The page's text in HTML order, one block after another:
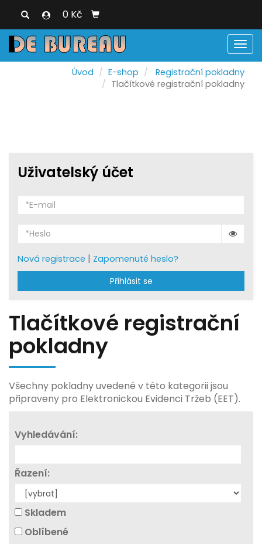
0 Kč
Úvod E-shop
Registrační pokladny
Tlačítkové registrační pokladny
Uživatelský účet
Nová registrace | Zapomenuté heslo?
Přihlásit se
Tlačítkové registrační
pokladny
Všechny pokladny uvedené v této kategorii jsou
připraveny pro Elektronickou Evidenci Tržeb (EET).
Vyhledávání:
Řazení:
Skladem
Oblíbené